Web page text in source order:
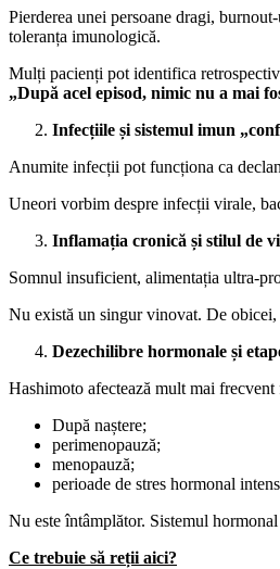
Pierderea unei persoane dragi,
toleranța imunologică.
Mulți pacienți pot identifica
„După acel episod, nimic nu a mai
Infecțiile și sistemul imun
Anumite infecții pot funcționa ca
Uneori vorbim despre infecții virale,
Inflamația cronică și stilul de
Somnul insuficient, alimentația ultra-
Nu există un singur vinovat. De
Dezechilibre hormonale și
Hashimoto afectează mult mai
După naștere;
perimenopauză;
menopauză;
perioade de stres hormonal
Nu este întâmplător. Sistemul
Ce trebuie să reții aici?